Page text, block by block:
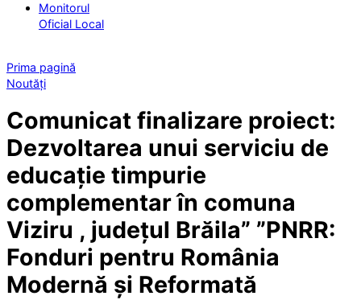
Monitorul
Oficial Local
Prima pagină
Noutăți
Comunicat finalizare proiect:
Dezvoltarea unui serviciu de
educație timpurie
complementar în comuna
Viziru , județul Brăila” ”PNRR:
Fonduri pentru România
Modernă și Reformată